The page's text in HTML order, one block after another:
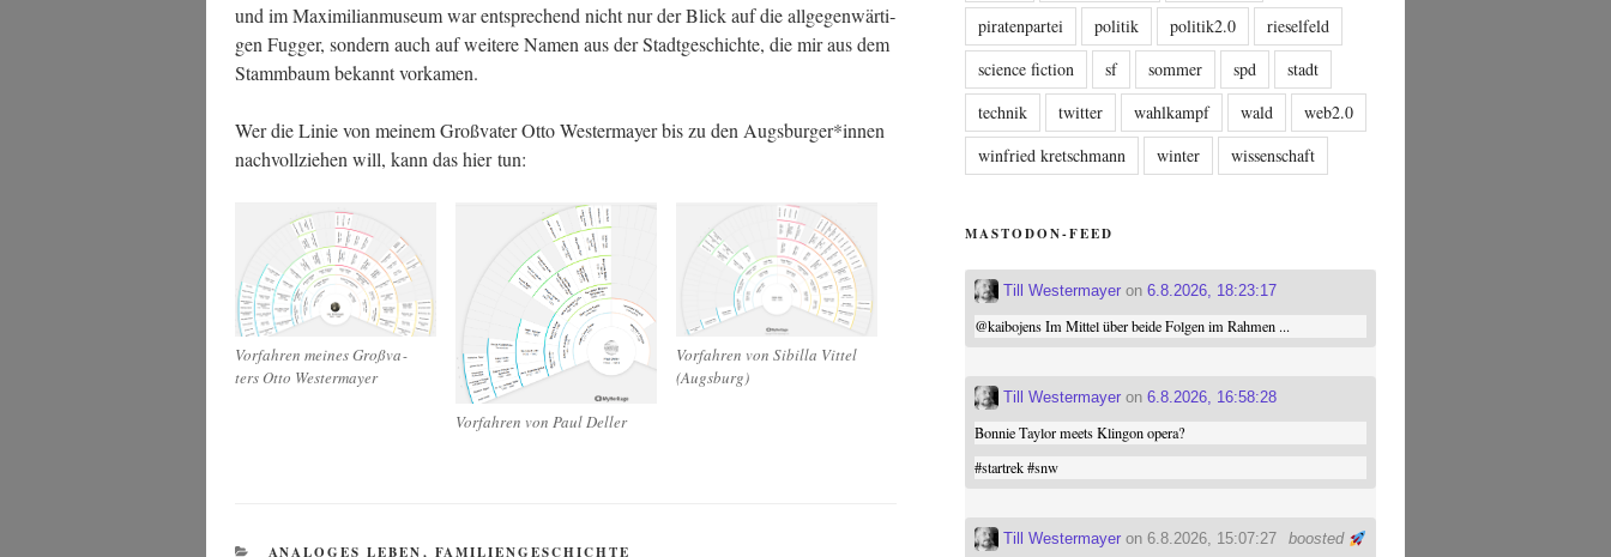
und im Maxi­mi­lian­mu­se­um war ent­spre­chend nicht nur der Blick auf die all­ge­gen­wär­ti­
gen Fug­ger, son­dern auch auf wei­te­re Namen aus der Stadt­ge­schich­te, die mir aus dem
Stamm­baum bekannt vorkamen.
Wer die Linie von mei­nem Groß­va­ter Otto Wes­ter­may­er bis zu den Augsburger*innen
nach­voll­zie­hen will, kann das hier tun:
Vor­fah­ren mei­nes Groß­va­
ters Otto Westermayer
Vor­fah­ren von Paul Deller
Vor­fah­ren von Sibil­la Vit­tel
(Augs­burg)
KATEGORIEN
ANALOGES LEBEN, FAMILIENGESCHICHTE
piratenpartei
politik politik2.0
rieselfeld
science fiction
sf sommer spd
stadt
technik
twitter wahlkampf wald
web2.0
winfried kretschmann
winter wissenschaft
MASTODON-FEED
Till Westermayer on6.8.2026, 18:23:17
@kaibojensIm Mittel über beide Folgen im Rahmen ...
Till Westermayer on6.8.2026, 16:58:28
Bonnie Taylor meets Klingon opera?
#startrek #snw
boosted
Till Westermayer on 6.8.2026, 15:07:27